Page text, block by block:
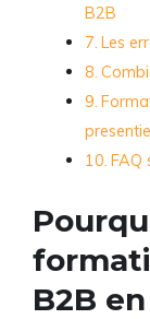
B2B
Les
FAQ
B2B